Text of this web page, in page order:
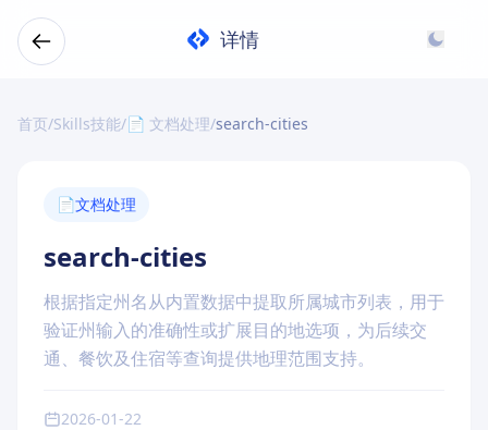
详情
首页/Skills技能/📄 文档处理/search-cities
📄文档处理
search-cities
根据指定州名从内置数据中提取所属城市列表，用于
验证州输入的准确性或扩展目的地选项，为后续交
通、餐饮及住宿等查询提供地理范围支持。
2026-01-22